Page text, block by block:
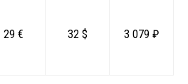
29 € 32 $ 3 079 ₽